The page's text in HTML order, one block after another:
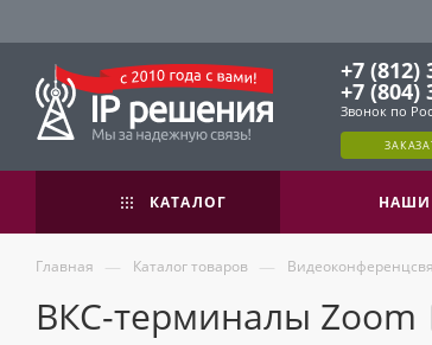
+7 (812)
+7 (804)
Звонок по
КАТАЛОГ НАШИ
Главная — Каталог товаров —
ВКС-терминалы Zoom